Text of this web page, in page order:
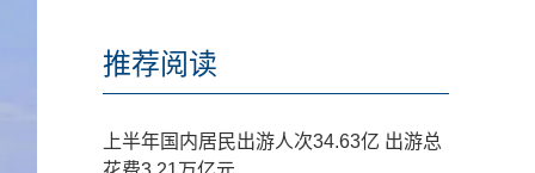
推荐阅读
上半年国内居民出游人次34.63亿 出游总